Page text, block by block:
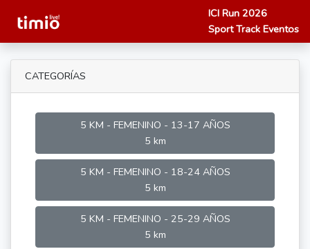
ICI Run 2026
Sport Track Eventos
CATEGORÍAS
5 KM - FEMENINO - 13-17 AÑOS
5 km
5 KM - FEMENINO - 18-24 AÑOS
5 km
5 KM - FEMENINO - 25-29 AÑOS
5 km